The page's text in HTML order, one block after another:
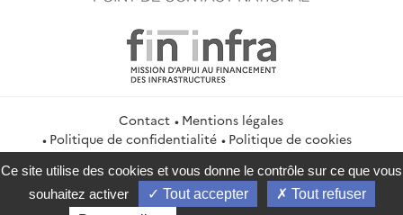
Contact
Mentions légales
Politique de confidentialité
Politique de cookies
Gestion des cookies
Flux RSS
service-public.gouv.fr
legifrance.gouv.fr
info.gouv.fr
data.gouv.fr
Ce site utilise des cookies et vous donne le contrôle sur ce que vous
souhaitez activer
Tout accepter
Tout refuser